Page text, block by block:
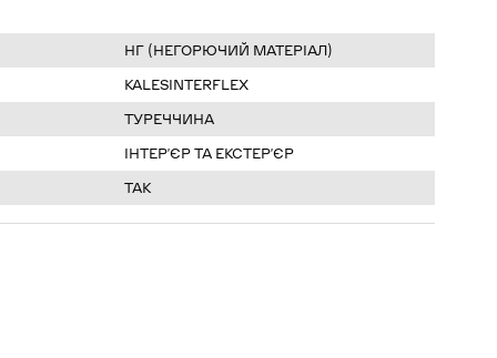
НГ (НЕГОРЮЧИЙ МАТЕРІАЛ)
KALESINTERFLEX
ТУРЕЧЧИНА
ІНТЕРʼЄР ТА ЕКСТЕРʼЄР
ТАК